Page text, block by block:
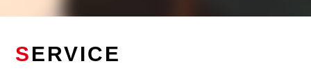
SERVICE